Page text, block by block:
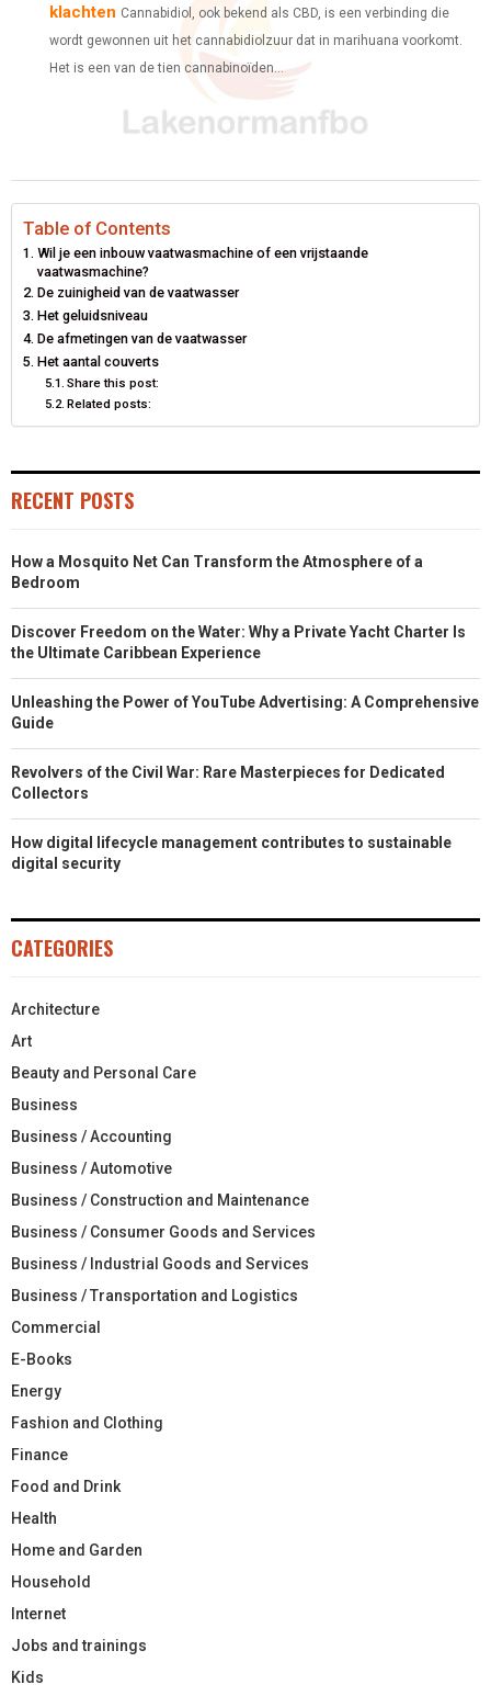
klachten Cannabidiol, ook bekend als CBD, is een verbinding die
wordt gewonnen uit het cannabidiolzuur dat in marihuana voorkomt.
Het is een van de tien cannabinoïden...
Table of Contents
Wil je een inbouw vaatwasmachine of een vrijstaande
vaatwasmachine?
De zuinigheid van de vaatwasser
Het geluidsniveau
De afmetingen van de vaatwasser
Het aantal couverts
Share this post:
Related posts:
RECENT POSTS
How a Mosquito Net Can Transform the Atmosphere of a
Bedroom
Discover Freedom on the Water: Why a Private Yacht Charter Is
the Ultimate Caribbean Experience
Unleashing the Power of YouTube Advertising: A Comprehensive
Guide
Revolvers of the Civil War: Rare Masterpieces for Dedicated
Collectors
How digital lifecycle management contributes to sustainable
digital security
CATEGORIES
Architecture
Art
Beauty and Personal Care
Business
Business / Accounting
Business / Automotive
Business / Construction and Maintenance
Business / Consumer Goods and Services
Business / Industrial Goods and Services
Business / Transportation and Logistics
Commercial
E-Books
Energy
Fashion and Clothing
Finance
Food and Drink
Health
Home and Garden
Household
Internet
Jobs and trainings
Kids